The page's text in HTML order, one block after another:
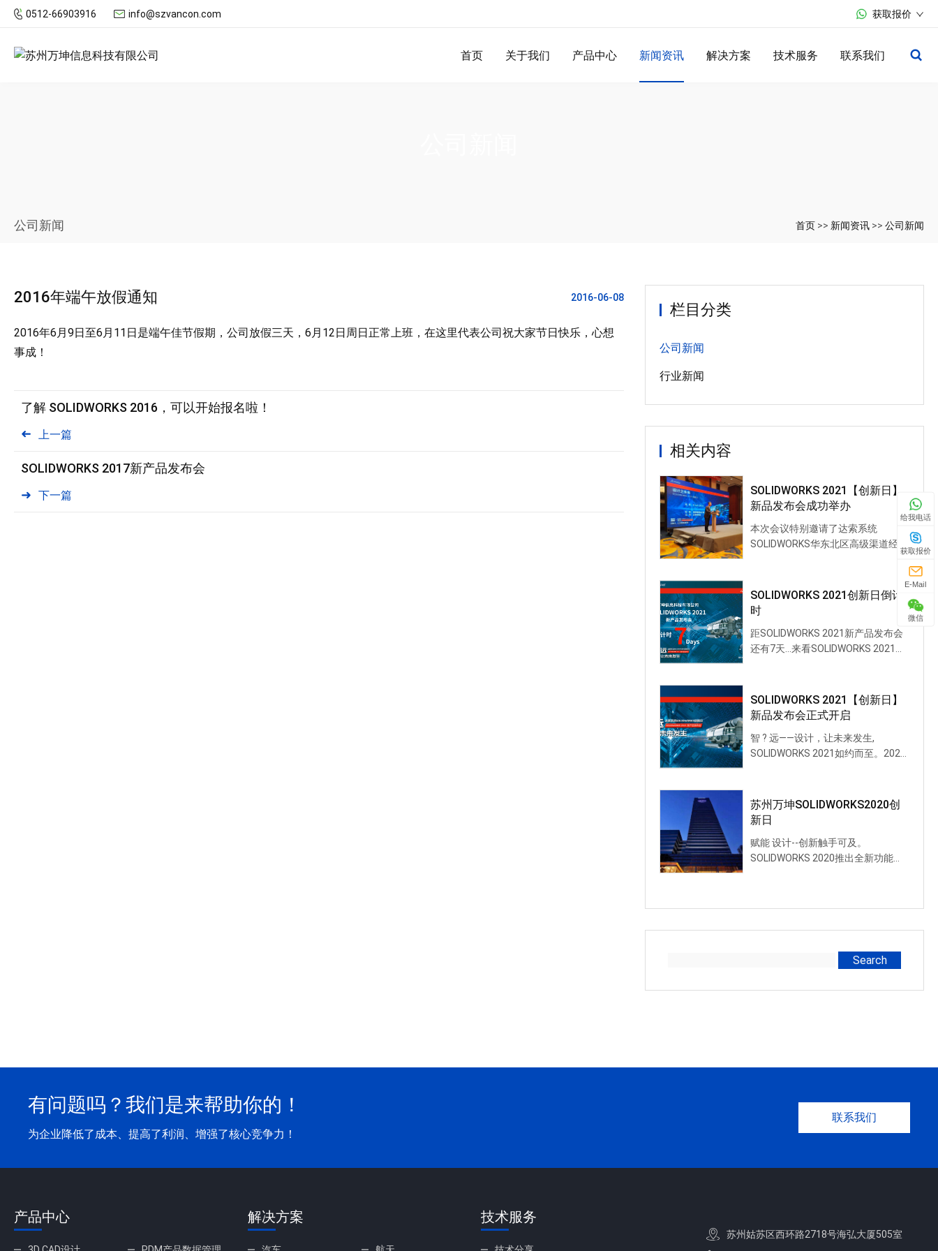
0512-66903916 info@szvancon.com 获取报价
首页 关于我们 产品中心 新闻资讯 解决方案 技术服务 联系我们
公司新闻 首页 >> 新闻资讯 >> 公司新闻
2016年端午放假通知 2016-06-08
2016年6月9日至6月11日是端午佳节假期，公司放假三天，6月12日周日正常上班，在这里代表公司祝大家节日快乐，心想
事成！
上一篇
了解 SOLIDWORKS 2016，可以开始报名啦！
下一篇
SOLIDWORKS 2017新产品发布会
栏目分类
公司新闻
行业新闻
相关内容
SOLIDWORKS 2021【创新日】
新品发布会成功举办
本次会议特别邀请了达索系统
SOLIDWORKS华东北区高级渠道经理
统SOLIDWORKS大中华区电
SOLIDWORKS 2021创新日倒计
时
距SOLIDWORKS 2021新产品发布会
还有7天...来看SOLIDWORKS 2021新
SOLIDWORKS 2021【创新日】
新品发布会正式开启
智 ? 远——设计，让未来发生,
SOLIDWORKS 2021如约而至。2020
业全面转型升级已势在
苏州万坤SOLIDWORKS2020创
新日
赋能 设计--创新触手可及。
SOLIDWORKS 2020推出全新功能
Search
有问题吗？我们是来帮助你的！
为企业降低了成本、提高了利润、增强了核心竞争力！
联系我们
产品中心 解决方案 技术服务
苏州姑苏区西环路2718号海弘大厦505室
给我电话
获取报价
E-Mail
微信